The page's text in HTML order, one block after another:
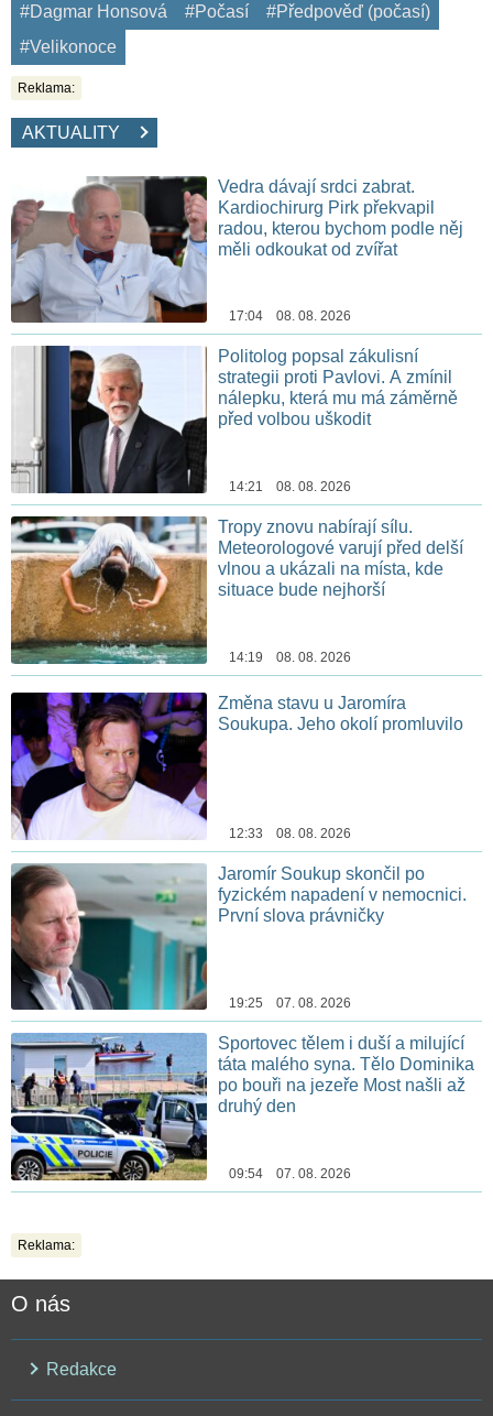
#Dagmar Honsová
#Počasí
#Předpověď (počasí)
#Velikonoce
Reklama:
AKTUALITY
Vedra dávají srdci zabrat.
Kardiochirurg Pirk překvapil
radou, kterou bychom podle něj
měli odkoukat od zvířat
17:04 08. 08. 2026
Politolog popsal zákulisní
strategii proti Pavlovi. A zmínil
nálepku, která mu má záměrně
před volbou uškodit
14:21 08. 08. 2026
Tropy znovu nabírají sílu.
Meteorologové varují před delší
vlnou a ukázali na místa, kde
situace bude nejhorší
14:19 08. 08. 2026
Změna stavu u Jaromíra
Soukupa. Jeho okolí promluvilo
12:33 08. 08. 2026
Jaromír Soukup skončil po
fyzickém napadení v nemocnici.
První slova právničky
19:25 07. 08. 2026
Sportovec tělem i duší a milující
táta malého syna. Tělo Dominika
po bouři na jezeře Most našli až
druhý den
09:54 07. 08. 2026
Reklama:
O nás
Redakce